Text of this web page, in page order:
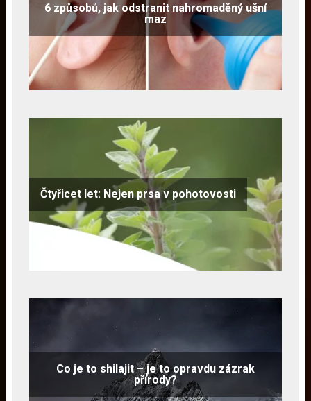
6 způsobů, jak odstranit nahromaděný ušní
maz
Čtyřicet let: Nejen prsa v pohotovosti
Co je to shilajit – je to opravdu zázrak
přírody?